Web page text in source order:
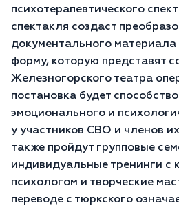
психотерапевтического
спектакля создаст
документального материала
форму, которую представят
Железногорского театра
постановка будет
эмоционального и
у участников СВО и членов
также пройдут групповые
индивидуальные тренинги с
психологом и творческие
переводе с тюркского